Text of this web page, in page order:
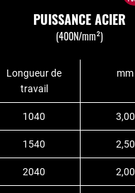
PUISSANCE ACIER
(400N/mm²)
Longueur de
travail
mm
1040 3,00
1540 2,50
2040 2,00